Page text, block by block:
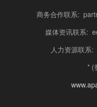
商务合作联系:
媒体资讯联系:
人力资源联系
* (